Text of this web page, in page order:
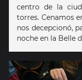
centro de la
torres. Cenamos
nos decepcionó,
noche en la Belle